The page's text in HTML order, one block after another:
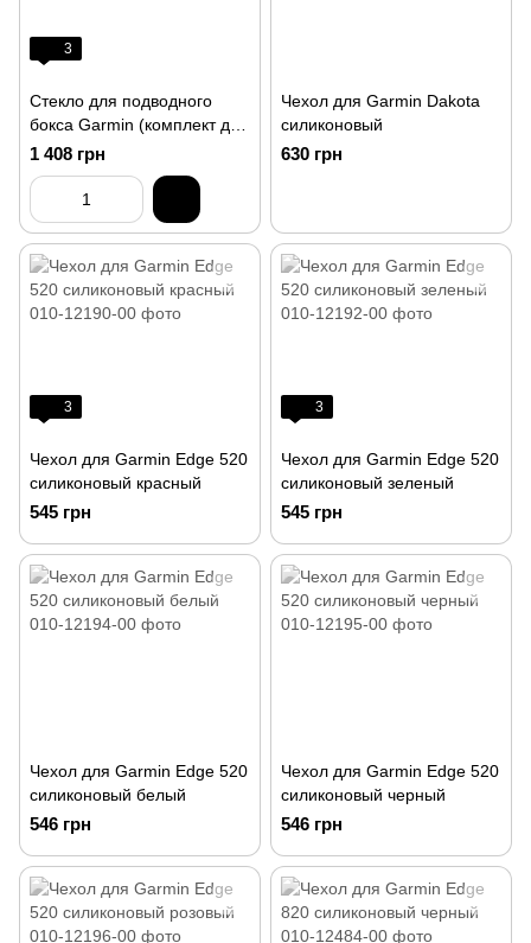
3
Стекло для подводного
бокса Garmin (комплект для
замены)
1 408 грн
Чехол для Garmin Dakota
силиконовый
630 грн
3
Чехол для Garmin Edge 520
силиконовый красный
545 грн
3
Чехол для Garmin Edge 520
силиконовый зеленый
545 грн
Чехол для Garmin Edge 520
силиконовый белый
546 грн
Чехол для Garmin Edge 520
силиконовый черный
546 грн